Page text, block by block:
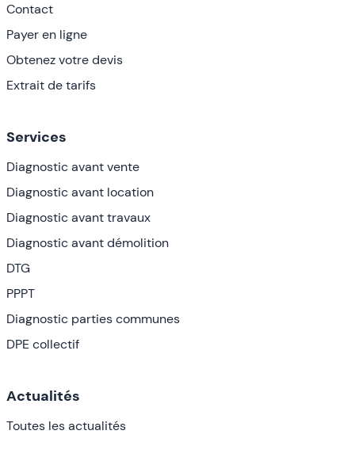
Contact
Payer en ligne
Obtenez votre devis
Extrait de tarifs
Services
Diagnostic avant vente
Diagnostic avant location
Diagnostic avant travaux
Diagnostic avant démolition
DTG
PPPT
Diagnostic parties communes
DPE collectif
Actualités
Toutes les actualités